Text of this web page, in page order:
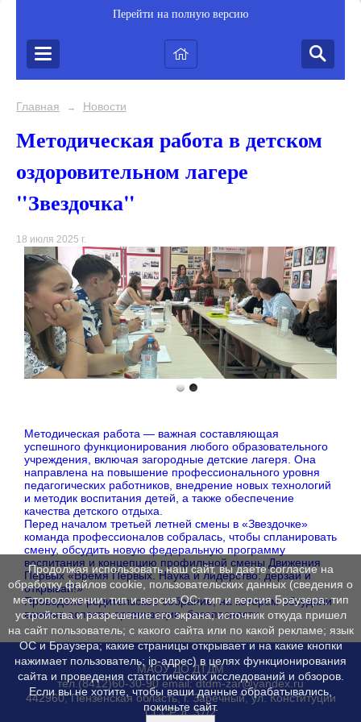
Перейти на полную версию
Главная → Новости
Методическая работа в детском
оздоровительном лагере
"Звездочка"
18 июля 2025 г.
Методическая работа — важная составляющая
успешного функционирования любого образовательного
учреждения, включая загородные детские лагеря. Она
направлена на повышение профессионального уровня
педагогических работников, внедрение новых технологий
и методик воспитания детей, а также обеспечение
качества детского отдыха.
Перед началом третьей летней смены в «Звездочке»
команда профессионалов собралась, чтобы спланировать
смену, обсудить новую федеральную программу
воспитания и концепцию профильной смены Движения
Первых «Время Первых. Наука и лидерство: дерзай и
открывай!»
Проведено родительское собрание, на котором обсудили
важные аспекты организации, безопасности.
МАОУ ДО ДТДМ
тел.(8412)60-30-90 email: dtdm-zar@yandex.ru
442960, Пензенская область, г. Заречный, ул. Конституции
СССР, д. 37/2
Продолжая использовать наш сайт, вы даете согласие на
обработку файлов cookie, пользовательских данных (сведения о
местоположении; тип и версия ОС; тип и версия Браузера; тип
устройства и разрешение его экрана; источник откуда пришел
на сайт пользователь; с какого сайта или по какой рекламе; язык
ОС и Браузера; какие страницы открывает и на какие кнопки
нажимает пользователь; ip-адрес) в целях функционирования
сайта и проведения статистических исследований и обзоров.
Если вы не хотите, чтобы ваши данные обрабатывались,
покиньте сайт.